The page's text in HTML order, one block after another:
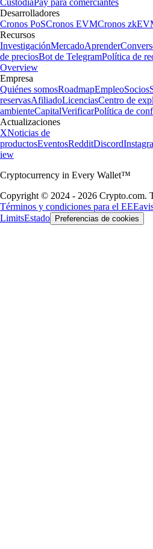
Custodia Pay para comerciantes
Desarrolladores
Cronos PoSCronos EVMCronos
Recursos
InvestigaciónMercadoAprender
de preciosBot de TelegramPolítica de
Overview
Empresa
Quiénes somosRoadmapEmpleoSocios
reservasAfiliadoLicenciasCentro de
ambienteCapitalVerificarPolítica de
Actualizaciones
XNoticias de
productosEventosRedditDiscord
iew
Cryptocurrency in Every Wallet™
Copyright © 2024 - 2026 Crypto.com.
Términos y condiciones para el EEE
LimitsEstado Preferencias de cookies